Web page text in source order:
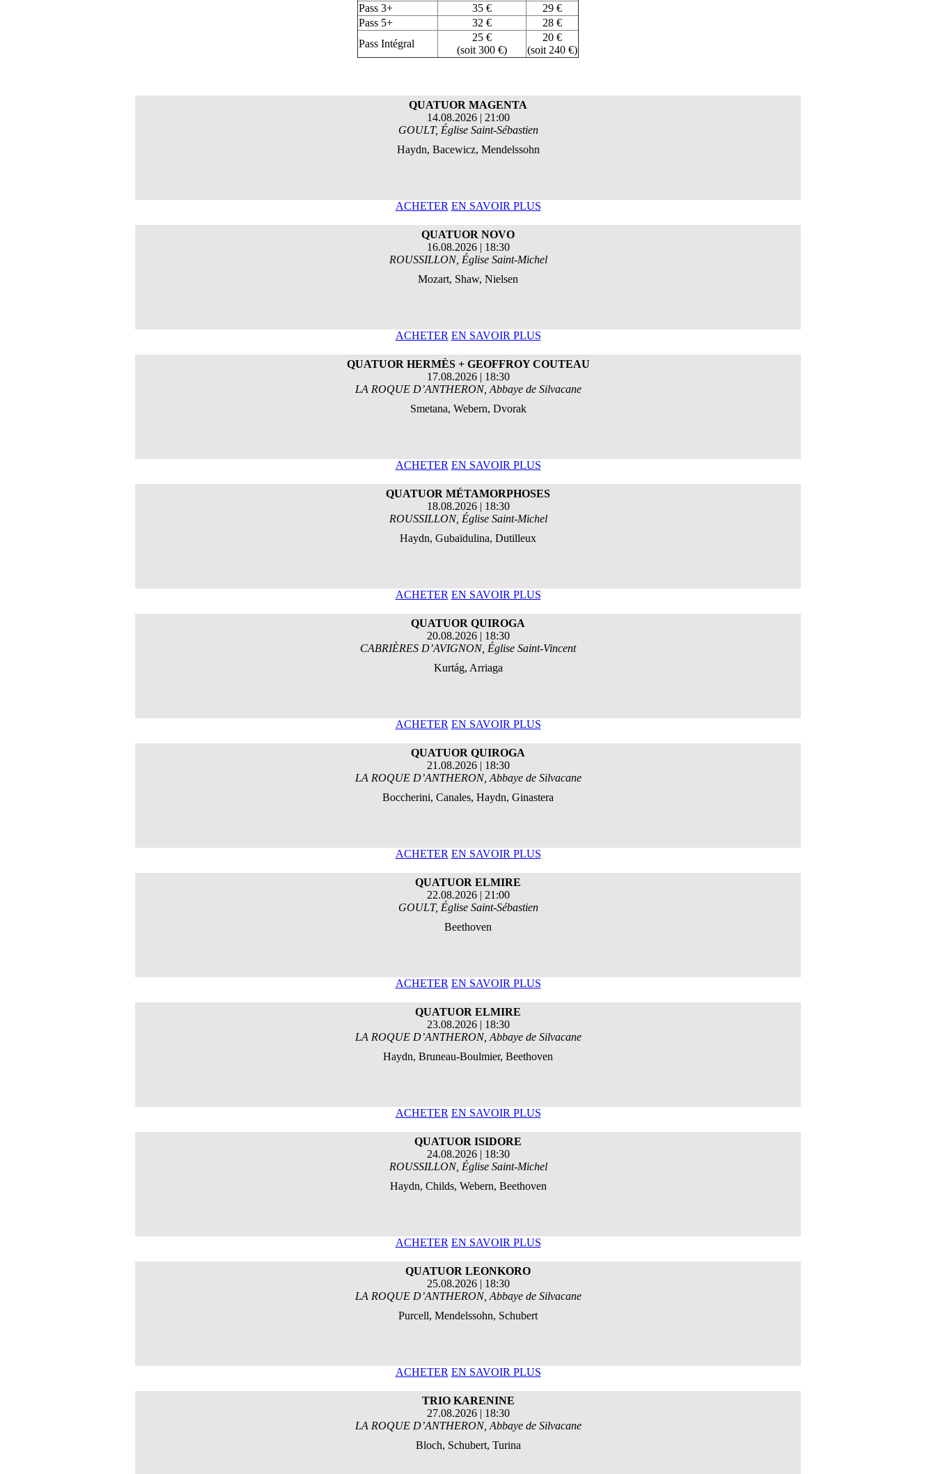
Pass 3+
35 €
29 €
Pass 5+
32 €
28 €
Pass Intégral
25 €
(soit 300 €)
20 €
(soit 240 €)
QUATUOR MAGENTA
14.08.2026 | 21:00
GOULT, Église Saint-Sébastien
Haydn, Bacewicz, Mendelssohn
ACHETER EN SAVOIR PLUS
QUATUOR NOVO
16.08.2026 | 18:30
ROUSSILLON, Église Saint-Michel
Mozart, Shaw, Nielsen
ACHETER EN SAVOIR PLUS
QUATUOR HERMÈS + GEOFFROY COUTEAU
17.08.2026 | 18:30
LA ROQUE D’ANTHERON, Abbaye de Silvacane
Smetana, Webern, Dvorak
ACHETER EN SAVOIR PLUS
QUATUOR MÉTAMORPHOSES
18.08.2026 | 18:30
ROUSSILLON, Église Saint-Michel
Haydn, Gubaïdulina, Dutilleux
ACHETER EN SAVOIR PLUS
QUATUOR QUIROGA
20.08.2026 | 18:30
CABRIÈRES D’AVIGNON, Église Saint-Vincent
Kurtág, Arriaga
ACHETER EN SAVOIR PLUS
QUATUOR QUIROGA
21.08.2026 | 18:30
LA ROQUE D’ANTHERON, Abbaye de Silvacane
Boccherini, Canales, Haydn, Ginastera
ACHETER EN SAVOIR PLUS
QUATUOR ELMIRE
22.08.2026 | 21:00
GOULT, Église Saint-Sébastien
Beethoven
ACHETER EN SAVOIR PLUS
QUATUOR ELMIRE
23.08.2026 | 18:30
LA ROQUE D’ANTHERON, Abbaye de Silvacane
Haydn, Bruneau-Boulmier, Beethoven
ACHETER EN SAVOIR PLUS
QUATUOR ISIDORE
24.08.2026 | 18:30
ROUSSILLON, Église Saint-Michel
Haydn, Childs, Webern, Beethoven
ACHETER EN SAVOIR PLUS
QUATUOR LEONKORO
25.08.2026 | 18:30
LA ROQUE D’ANTHERON, Abbaye de Silvacane
Purcell, Mendelssohn, Schubert
ACHETER EN SAVOIR PLUS
TRIO KARENINE
27.08.2026 | 18:30
LA ROQUE D’ANTHERON, Abbaye de Silvacane
Bloch, Schubert, Turina